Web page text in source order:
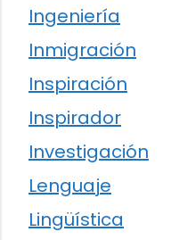
Ingeniería
Inmigración
Inspiración
Inspirador
Investigación
Lenguaje
Lingüística